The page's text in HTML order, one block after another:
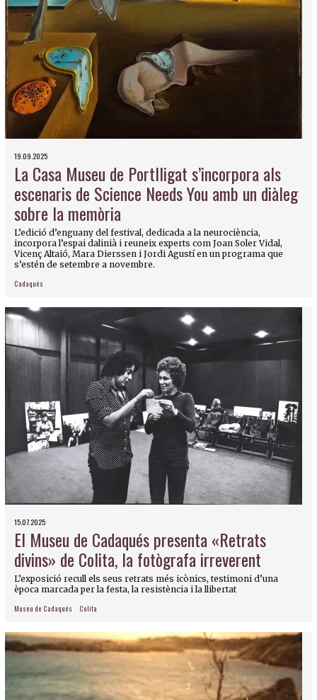
19.09.2025
La Casa Museu de Portlligat s’incorpora als
escenaris de Science Needs You amb un diàleg
sobre la memòria
L’edició d’enguany del festival, dedicada a la neurociència,
incorpora l’espai dalinià i reuneix experts com Joan Soler Vidal,
Vicenç Altaió, Mara Dierssen i Jordi Agustí en un programa que
s’estén de setembre a novembre.
Cadaqués
15.07.2025
El Museu de Cadaqués presenta «Retrats
divins» de Colita, la fotògrafa irreverent
L’exposició recull els seus retrats més icònics, testimoni d’una
època marcada per la festa, la resistència i la llibertat
Museu de Cadaqués Colita